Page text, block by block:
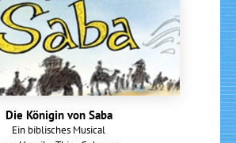
Die Königin von Saba
Ein biblisches Musical